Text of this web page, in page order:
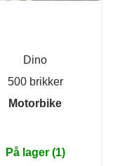
Dino
500 brikker
Motorbike
På lager (1)